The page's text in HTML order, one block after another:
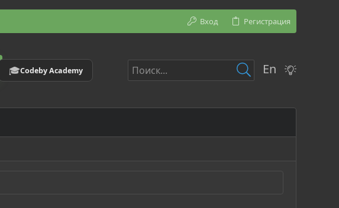
Вход Регистрация
🎓Codeby Academy En